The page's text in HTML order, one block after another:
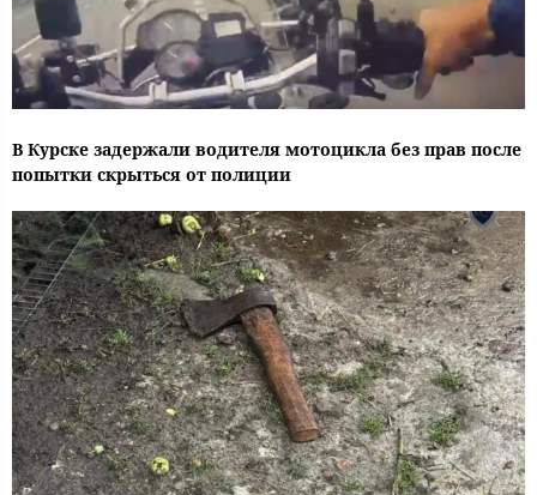
В Курске задержали водителя мотоцикла без прав после
попытки скрыться от полиции